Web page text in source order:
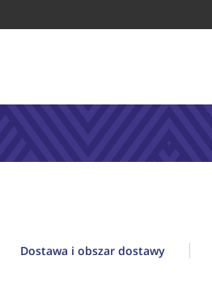
Dostawa i obszar dostawy